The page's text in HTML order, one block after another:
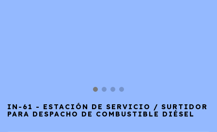
IN-61 - ESTACIÓN DE SERVICIO / SURTIDOR
PARA DESPACHO DE COMBUSTIBLE DIÉSEL